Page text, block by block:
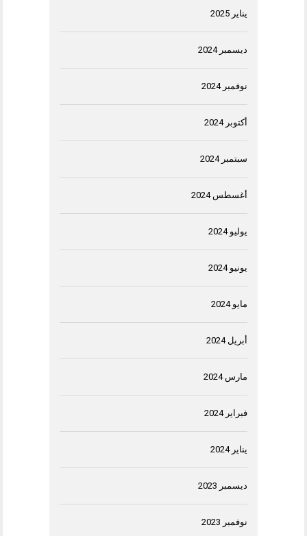
يناير 2025
ديسمبر 2024
نوفمبر 2024
أكتوبر 2024
سبتمبر 2024
أغسطس 2024
يوليو 2024
يونيو 2024
مايو 2024
أبريل 2024
مارس 2024
فبراير 2024
يناير 2024
ديسمبر 2023
نوفمبر 2023